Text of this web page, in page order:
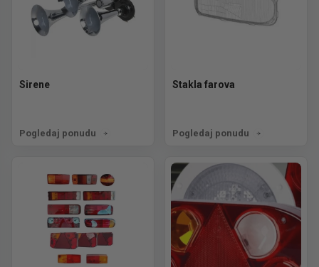
Sirene
Pogledaj ponudu
Stakla farova
Pogledaj ponudu